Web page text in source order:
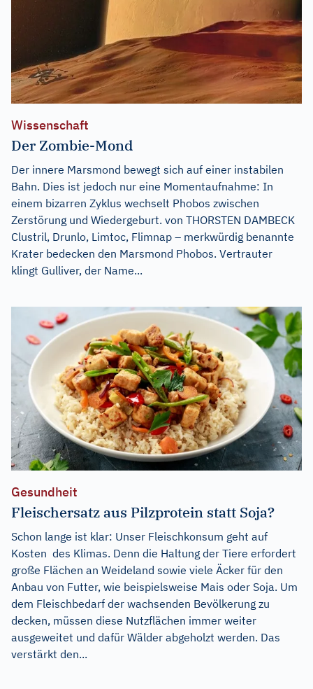
Wissenschaft
Der Zombie-Mond
Der innere Marsmond bewegt sich auf einer instabilen
Bahn. Dies ist jedoch nur eine Momentaufnahme: In
einem bizarren Zyklus wechselt Phobos zwischen
Zerstörung und Wiedergeburt. von THORSTEN DAMBECK
Clustril, Drunlo, Limtoc, Flimnap – merkwürdig benannte
Krater bedecken den Marsmond Phobos. Vertrauter
klingt Gulliver, der Name...
Gesundheit
Fleischersatz aus Pilzprotein statt Soja?
Schon lange ist klar: Unser Fleischkonsum geht auf
Kosten des Klimas. Denn die Haltung der Tiere erfordert
große Flächen an Weideland sowie viele Äcker für den
Anbau von Futter, wie beispielsweise Mais oder Soja. Um
dem Fleischbedarf der wachsenden Bevölkerung zu
decken, müssen diese Nutzflächen immer weiter
ausgeweitet und dafür Wälder abgeholzt werden. Das
verstärkt den...